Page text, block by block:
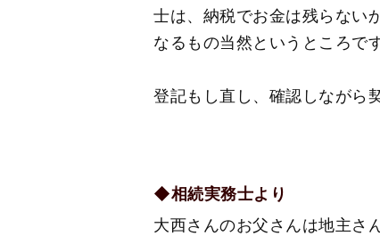
士は、納税でお金は残らない
なるもの当然というところです
登記もし直し、確認しながら
◆相続実務士より
大西さんのお父さんは地主さ